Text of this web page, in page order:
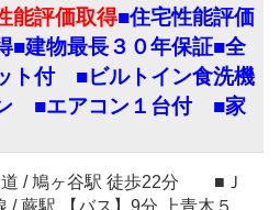
能評価取得■住宅性能評価
■建物最長３０年保証■全
ト付 ■ビルトイン食洗機
■エアコン１台付 ■家
道 / 鳩ヶ谷駅 徒歩22分 ■Ｊ
/ 蕨駅 【バス】9分 上青木５